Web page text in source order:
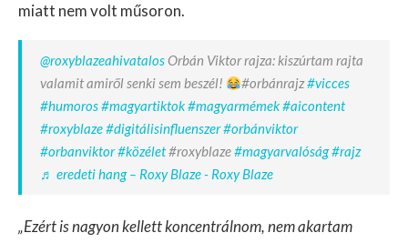
miatt nem volt műsoron.
@roxyblazeahivatalosOrbán Viktor rajza: kiszúrtam rajta
valamit amiről senki sem beszél!
#orbánrajz#vicces
#humoros#magyartiktok#magyarmémek#aicontent
#roxyblaze#digitálisinfluenszer#orbánviktor
#orbanviktor#közélet#roxyblaze#magyarvalóság#rajz
♬ eredeti hang – Roxy Blaze - Roxy Blaze
„Ezért is nagyon kellett koncentrálnom, nem akartam